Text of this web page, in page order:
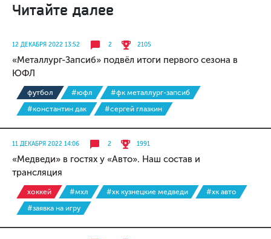
Читайте далее
12 ДЕКАБРЯ 2022 13:52 2 2105
«Металлург-Запсиб» подвёл итоги первого сезона в
ЮФЛ
футбол #юфл
#фк металлург-запсиб
#константин дак
#сергей глазкин
11 ДЕКАБРЯ 2022 14:06 2 1991
«Медведи» в гостях у «Авто». Наш состав и
трансляция
хоккей #мхл #хк кузнецкие медведи
#хк авто
#заявка на игру